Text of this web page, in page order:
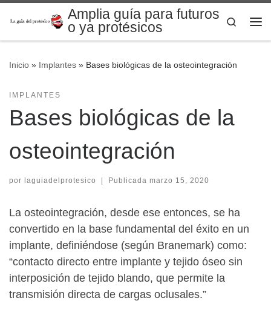
Saltar al contenidoAmplia guía para futuros
o ya protésicos
Search
Inicio » Implantes » Bases biológicas de la osteointegración
IMPLANTES
Bases biológicas de la
osteointegración
por laguiadelprotesico | Publicada marzo 15, 2020
La osteointegración, desde ese entonces, se ha
convertido en la base fundamental del éxito en un
implante, definiéndose (según Branemark) como:
“contacto directo entre implante y tejido óseo sin
interposición de tejido blando, que permite la
transmisión directa de cargas oclusales.”